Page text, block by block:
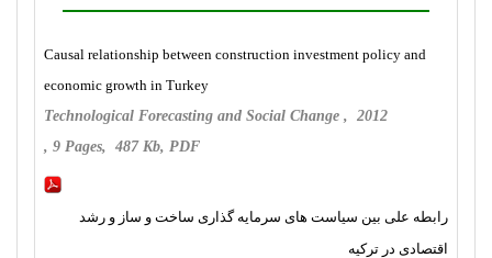
Causal relationship between construction investment policy and
economic growth in Turkey
Technological Forecasting and Social Change , 2012
, 9 Pages, 487 Kb, PDF
رابطه علی بین سیاست های سرمایه گذاری ساخت و ساز و رشد
اقتصادی در ترکیه